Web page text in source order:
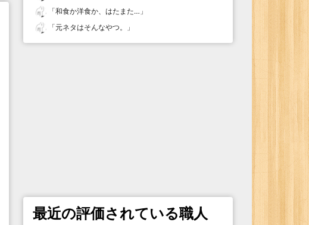
「和食か洋食か、はたまた… 」
「元ネタはそんなやつ。 」
最近の評価されている職人